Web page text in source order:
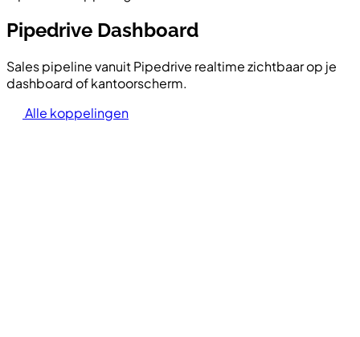
Pipedrive Dashboard
Sales pipeline vanuit Pipedrive realtime zichtbaar op je
dashboard of kantoorscherm.
Alle koppelingen